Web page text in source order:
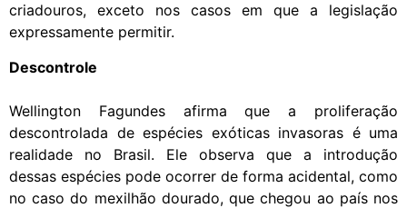
criadouros, exceto nos casos em que a legislação
expressamente permitir.
Descontrole
Wellington Fagundes afirma que a proliferação
descontrolada de espécies exóticas invasoras é uma
realidade no Brasil. Ele observa que a introdução
dessas espécies pode ocorrer de forma acidental, como
no caso do mexilhão dourado, que chegou ao país nos